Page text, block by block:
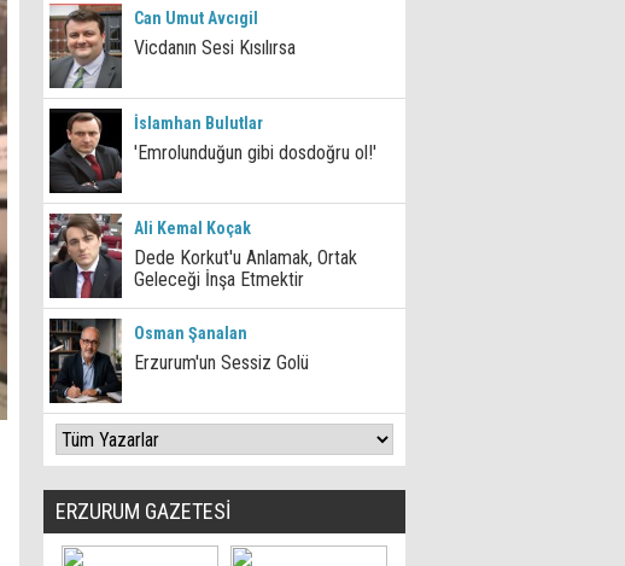
Can Umut Avcıgil
Vicdanın Sesi Kısılırsa
İslamhan Bulutlar
'Emrolunduğun gibi dosdoğru ol!'
Ali Kemal Koçak
Dede Korkut'u Anlamak, Ortak
Geleceği İnşa Etmektir
Osman Şanalan
Erzurum'un Sessiz Golü
ERZURUM GAZETESİ